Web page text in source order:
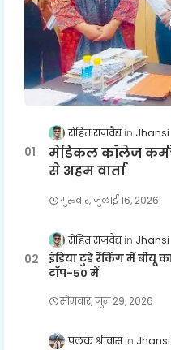
रोहित राजवैद्य Jhansi
मेडिकल कॉलेज
से अहम वार्ता
गुरुवार, जुलाई 16, 2026
रोहित राजवैद्य Jhansi
इंडिया टुडे रैंकिंग में बीयू
टॉप-50 में
सोमवार, जून 29, 2026
पलक श्रीवास Jhansi